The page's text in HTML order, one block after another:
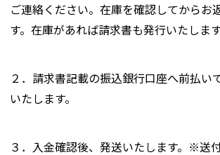
ご連絡ください。在庫を確認してからお
す。在庫があれば請求書も発行いたします
２．請求書記載の振込銀行口座へ前払い
いたします。
３．入金確認後、発送いたします。※送